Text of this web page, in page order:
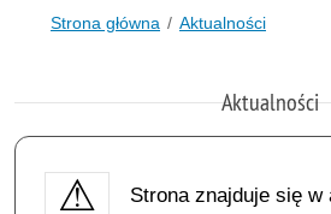
Strona główna Aktualności
Aktualności
Strona znajduje się w